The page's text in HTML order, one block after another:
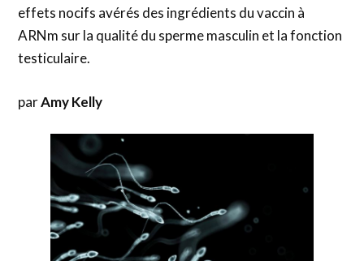
effets nocifs avérés des ingrédients du vaccin à
ARNm sur la qualité du sperme masculin et la fonction
testiculaire.
parAmy Kelly